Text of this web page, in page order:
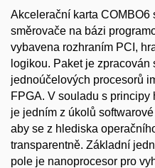
Akcelerační karta
směrovače na bázi
vybavena rozhraním PCI,
logikou. Paket je zpracován
jednoúčelových procesorů
FPGA. V souladu s
je jedním z úkolů
aby se z hlediska
transparentně. Základní
pole je nanoprocesor pro